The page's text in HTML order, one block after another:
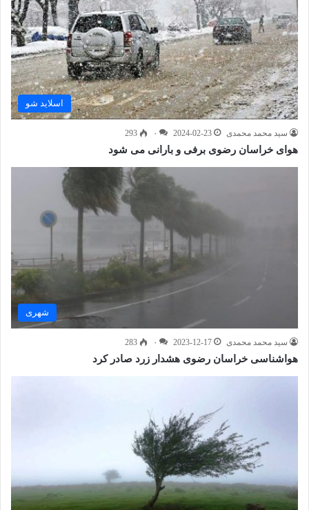
اسلاید شو
سید محمد محمدی 2024-02-23 ۰ 293
هوای خراسان رضوی برفی و بارانی می شود
شهری
سید محمد محمدی 2023-12-17 ۰ 283
هواشناسی خراسان رضوی هشدار زرد صادر کرد